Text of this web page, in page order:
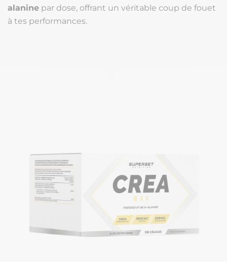
alanine par dose, offrant un véritable coup de fouet
à tes performances.